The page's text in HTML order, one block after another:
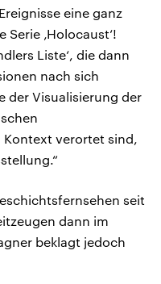
eine ganz
Serie ‚Holocaust‘!
Liste‘, die dann
nach sich
der Visualisierung der
verortet sind,
seit
dann im
beklagt jedoch